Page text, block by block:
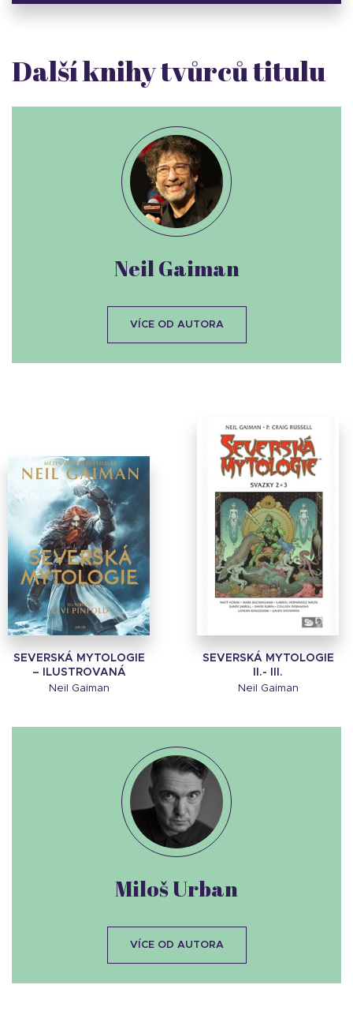
Další knihy tvůrců titulu
SEVERSKÁ MYTOLOGIE
– ILUSTROVANÁ
Neil Gaiman
SEVERSKÁ MYTOLOGIE
II.- III.
Neil Gaiman
Neil Gaiman
VÍCE OD AUTORA
Miloš Urban
VÍCE OD AUTORA